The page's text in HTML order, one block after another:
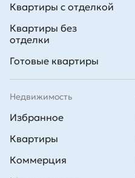
Квартиры с отделкой
Квартиры без
отделки
Готовые квартиры
Недвижимость
Избранное
Квартиры
Коммерция